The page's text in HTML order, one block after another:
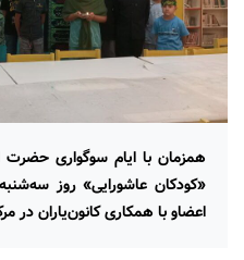
همزمان با ایام سوگواری حضرت
اعضاو با همکاری کانون‌یاران در مرکز ۲۷